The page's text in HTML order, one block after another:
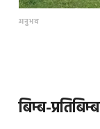
अनुभव
बिम्ब-प्रतिबिम्ब